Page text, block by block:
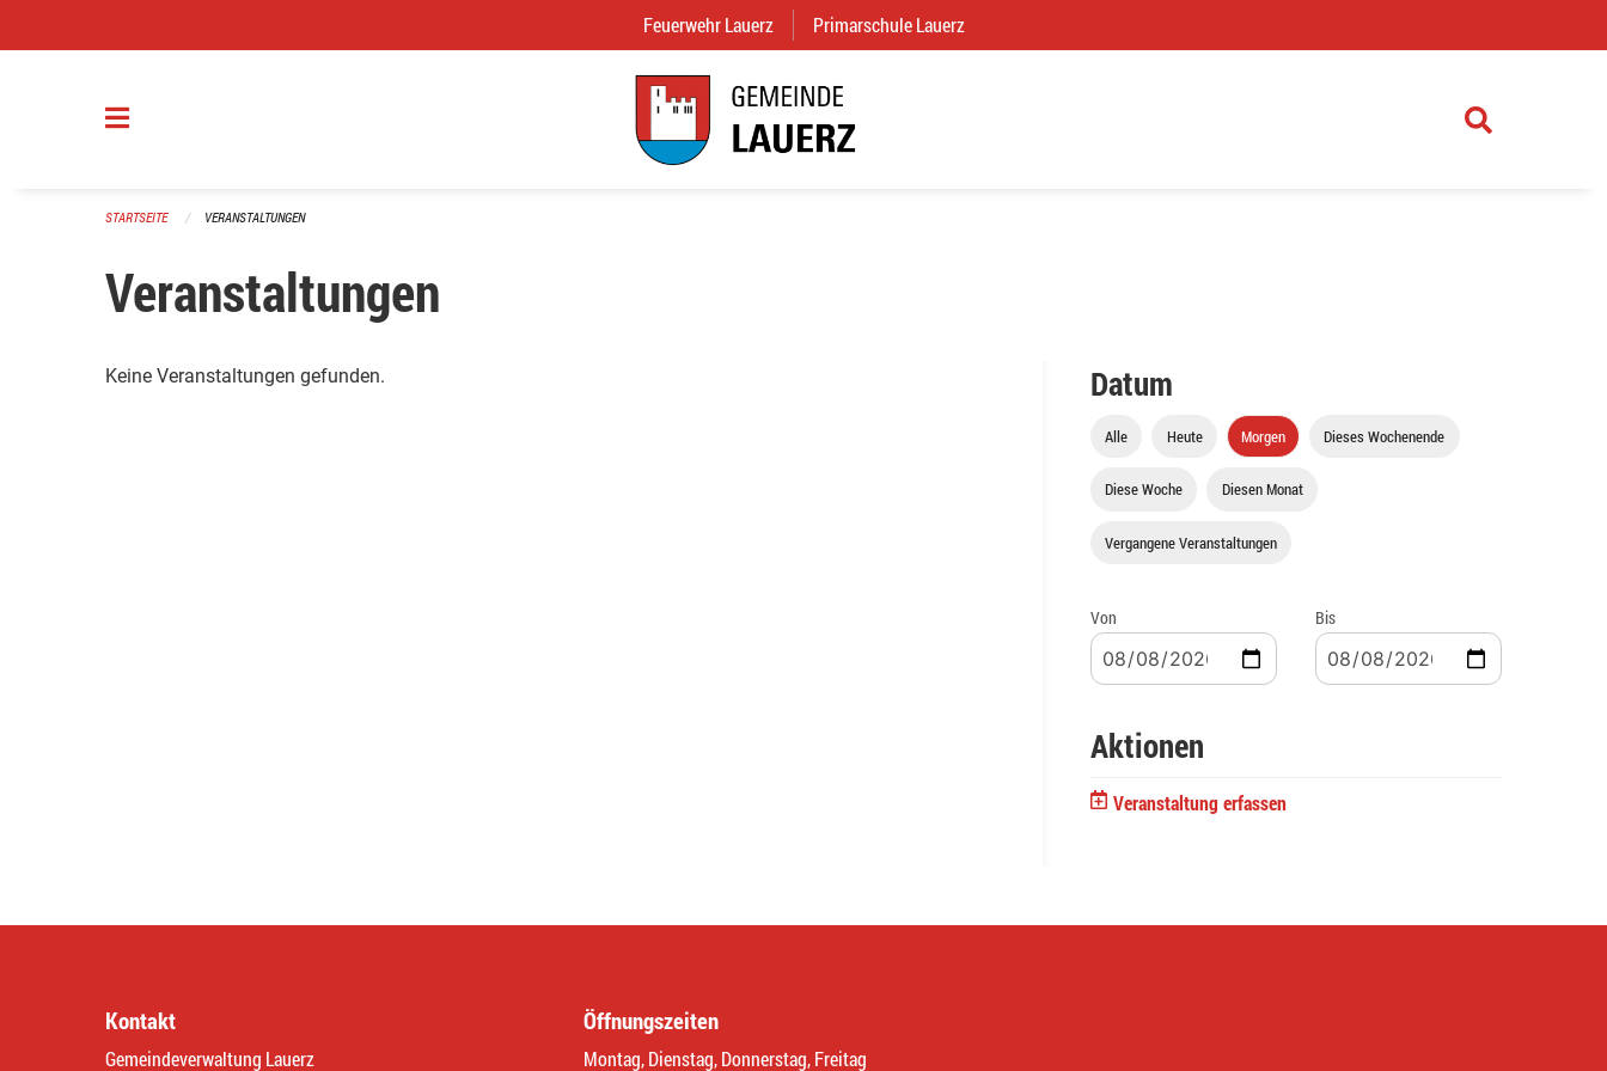
Feuerwehr Lauerz (External Link)
Primarschule Lauerz
STARTSEITE VERANSTALTUNGEN
Veranstaltungen
Keine Veranstaltungen gefunden. Datum
Alle Heute Morgen Dieses Wochenende
Diese Woche Diesen Monat
Vergangene Veranstaltungen
Von Bis
Aktionen
Veranstaltung erfassen
Kontakt
Gemeindeverwaltung Lauerz
Öffnungszeiten
Montag, Dienstag, Donnerstag, Freitag